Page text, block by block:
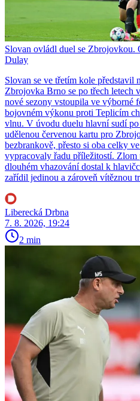
Slovan ovládl duel se Zbrojovkou.
Dulay
Slovan se ve třetím kole představil
Zbrojovka Brno se po třech letech
nové sezony vstoupila ve výborné
bojovném výkonu proti Teplicím
vlnu. V úvodu duelu hlavní sudí
udělenou červenou kartu pro
bezbrankově, přesto si oba celky
vypracovaly řadu příležitostí.
dlouhém vhazování dostal k
zařídil jedinou a zároveň vítěznou
Liberecká Drbna
7. 8. 2026, 19:24
2 min